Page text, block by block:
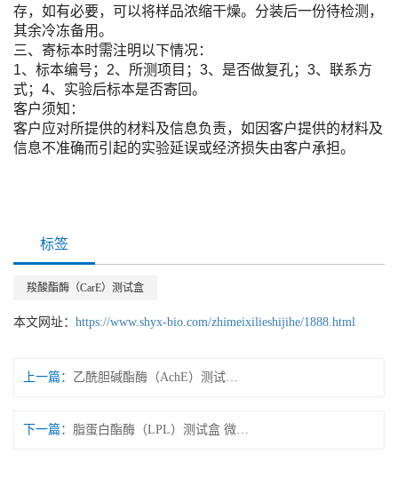
存，如有必要，可以将样品浓缩干燥。分装后一份待检测，
其余冷冻备用。
三、寄标本时需注明以下情况：
1、标本编号；2、所测项目；3、是否做复孔；3、联系方
式；4、实验后标本是否寄回。
客户须知：
客户应对所提供的材料及信息负责，如因客户提供的材料及
信息不准确而引起的实验延误或经济损失由客户承担。
标签
羧酸酯酶（CarE）测试盒
本文网址： https://www.shyx-bio.com/zhimeixilieshijihe/1888.html
上一篇：
下一篇：